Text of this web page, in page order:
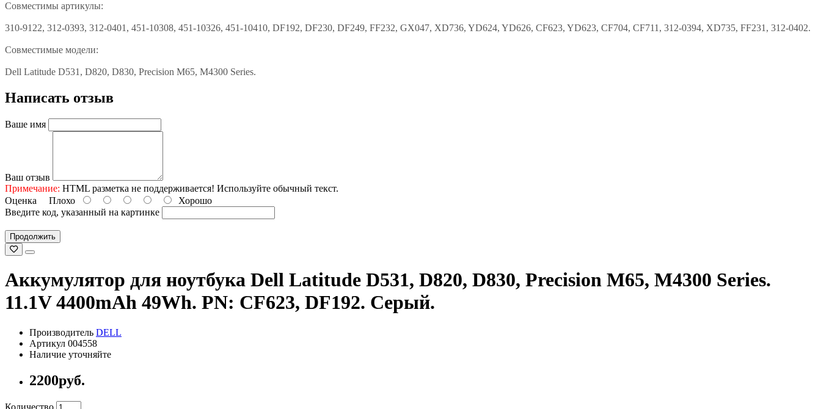
Совместимы артикулы:
310-9122, 312-0393, 312-0401, 451-10308, 451-10326, 451-10410, DF192, DF230, DF249, FF232, GX047, XD736, YD624, YD626, CF623, YD623, CF704, CF711, 312-0394, XD735, FF231, 312-0402.
Совместимые модели:
Dell Latitude D531, D820, D830, Precision M65, M4300 Series.
Написать отзыв
Ваше имя
Ваш отзыв
Примечание: HTML разметка не поддерживается! Используйте обычный текст.
Оценка Плохо
Хорошо
Введите код, указанный на картинке
Продолжить
Аккумулятор для ноутбука Dell Latitude D531, D820, D830, Precision M65, M4300 Series.
11.1V 4400mAh 49Wh. PN: CF623, DF192. Серый.
Производитель DELL
Артикул 004558
Наличие уточняйте
2200руб.
Количество